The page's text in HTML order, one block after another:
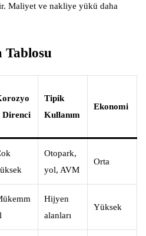
Maliyet ve nakliye yükü daha
Tablosu
Direnci
Tipik
Kullanım
Ekonomi
Otopark,
yol, AVM
Orta
Hijyen
alanları
Yüksek